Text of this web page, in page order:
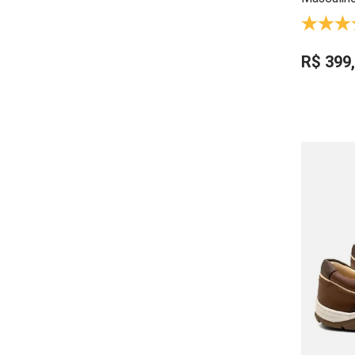
Leve -
R$ 399,